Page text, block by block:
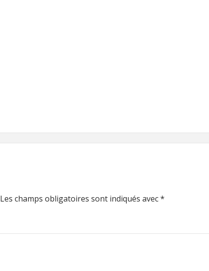
Les champs obligatoires sont indiqués avec*